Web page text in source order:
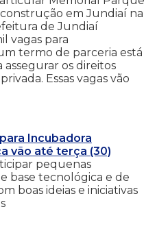
em Jundiaí na
de Jundiaí
vagas para
termo de parceria está
os direitos
Essas vagas vão
Incubadora
vão até terça (30)
pequenas
base tecnológica e de
boas ideias e iniciativas